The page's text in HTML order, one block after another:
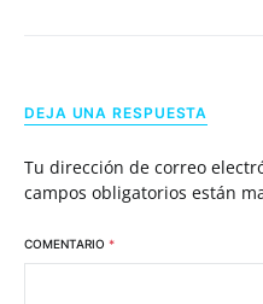
DEJA UNA RESPUESTA
Tu dirección de correo
campos obligatorios están
COMENTARIO *